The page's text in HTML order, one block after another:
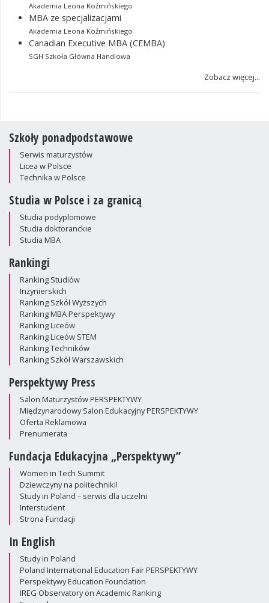
Akademia Leona Koźmińskiego
MBA ze specjalizacjami
Akademia Leona Koźmińskiego
Canadian Executive MBA (CEMBA)
SGH Szkoła Główna Handlowa
Zobacz więcej...
Szkoły ponadpodstawowe
Serwis maturzystów
Licea w Polsce
Technika w Polsce
Studia w Polsce i za granicą
Studia podyplomowe
Studia doktoranckie
Studia MBA
Rankingi
Ranking Studiów
Inżynierskich
Ranking Szkół Wyższych
Ranking MBA Perspektywy
Ranking Liceów
Ranking Liceów STEM
Ranking Techników
Ranking Szkół Warszawskich
Perspektywy Press
Salon Maturzystów PERSPEKTYWY
Międzynarodowy Salon Edukacyjny PERSPEKTYWY
Oferta Reklamowa
Prenumerata
Fundacja Edukacyjna „Perspektywy”
Women in Tech Summit
Dziewczyny na politechniki!
Study in Poland – serwis dla uczelni
Interstudent
Strona Fundacji
In English
Study in Poland
Poland International Education Fair PERSPEKTYWY
Perspektywy Education Foundation
IREG Observatory on Academic Ranking